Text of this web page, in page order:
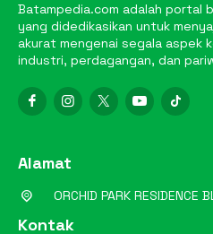
Batampedia.com adalah portal
yang didedikasikan untuk
akurat mengenai segala aspek
industri, perdagangan, dan
Alamat
ORCHID PARK RESIDENCE
Kontak